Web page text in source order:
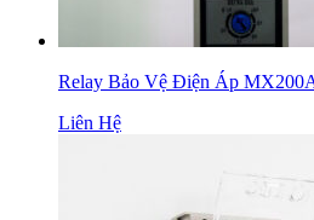
Relay Bảo Vệ Điện Áp
Liên Hệ